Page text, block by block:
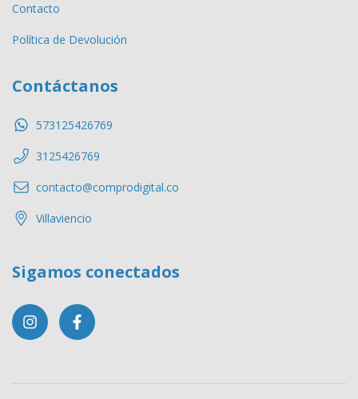
Contacto
Política de Devolución
Contáctanos
573125426769
3125426769
contacto@comprodigital.co
Villaviencio
Sigamos conectados